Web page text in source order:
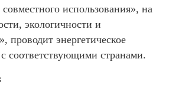
совместного использования», на
экологичности и
проводит энергетическое
соответствующими странами.